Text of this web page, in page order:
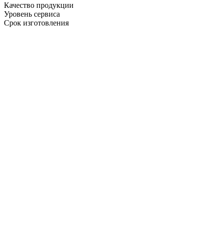
Качество продукции
Уровень сервиса
Срок изготовления